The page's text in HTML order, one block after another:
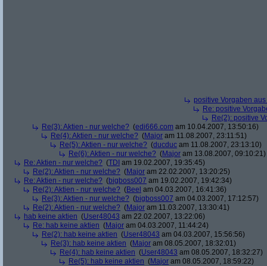
positive Vorgaben
Re: positive
Re(2): positive
Re(3): Aktien - nur welche? (edi666.com am 10.04.2007, 13:50:16)
Re(4): Aktien - nur welche? (Major am 11.08.2007, 23:11:51)
Re(5): Aktien - nur welche? (ducduc am 11.08.2007, 23:13:10)
Re(6): Aktien - nur welche? (Major am 13.08.2007, 09:10:21)
Re: Aktien - nur welche? (TDI am 19.02.2007, 19:35:45)
Re(2): Aktien - nur welche? (Major am 22.02.2007, 13:20:25)
Re: Aktien - nur welche? (bigboss007 am 19.02.2007, 19:42:34)
Re(2): Aktien - nur welche? (Beel am 04.03.2007, 16:41:36)
Re(3): Aktien - nur welche? (bigboss007 am 04.03.2007, 17:12:57)
Re(2): Aktien - nur welche? (Major am 11.03.2007, 13:30:41)
hab keine aktien (User48043 am 22.02.2007, 13:22:06)
Re: hab keine aktien (Major am 04.03.2007, 11:44:24)
Re(2): hab keine aktien (User48043 am 04.03.2007, 15:56:56)
Re(3): hab keine aktien (Major am 08.05.2007, 18:32:01)
Re(4): hab keine aktien (User48043 am 08.05.2007, 18:32:27)
Re(5): hab keine aktien (Major am 08.05.2007, 18:59:22)